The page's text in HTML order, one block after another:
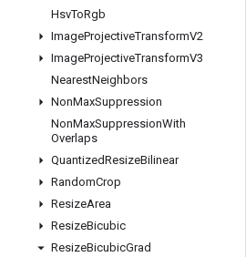
HsvToRgb
ImageProjectiveTransformV2
ImageProjectiveTransformV3
NearestNeighbors
NonMaxSuppression
NonMaxSuppressionWith
Overlaps
QuantizedResizeBilinear
RandomCrop
ResizeArea
ResizeBicubic
ResizeBicubicGrad